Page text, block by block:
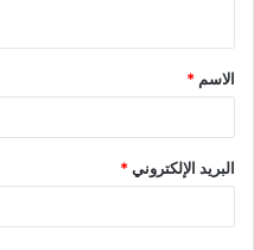
ق
*
الاسم *
البريد الإلكتروني*